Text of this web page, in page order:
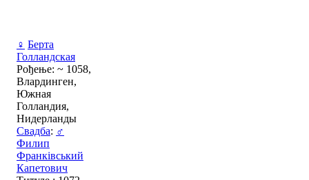
♀ Берта
Голландская
Рођење: ~ 1058,
Влардинген,
Южная
Голландия,
Нидерланды
Свадба: ♂
Филип
Франківський
Капетович